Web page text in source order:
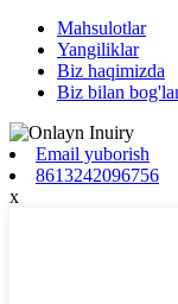
Mahsulotlar
Yangiliklar
Biz haqimizda
Biz bilan
Email yuborish
8613242096756
x